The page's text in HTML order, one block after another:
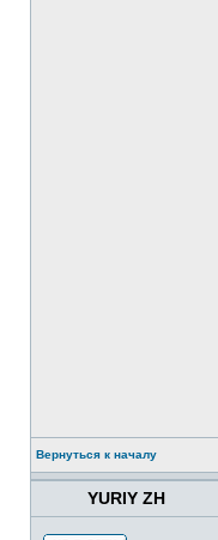
Вернуться к началу
YURIY ZH